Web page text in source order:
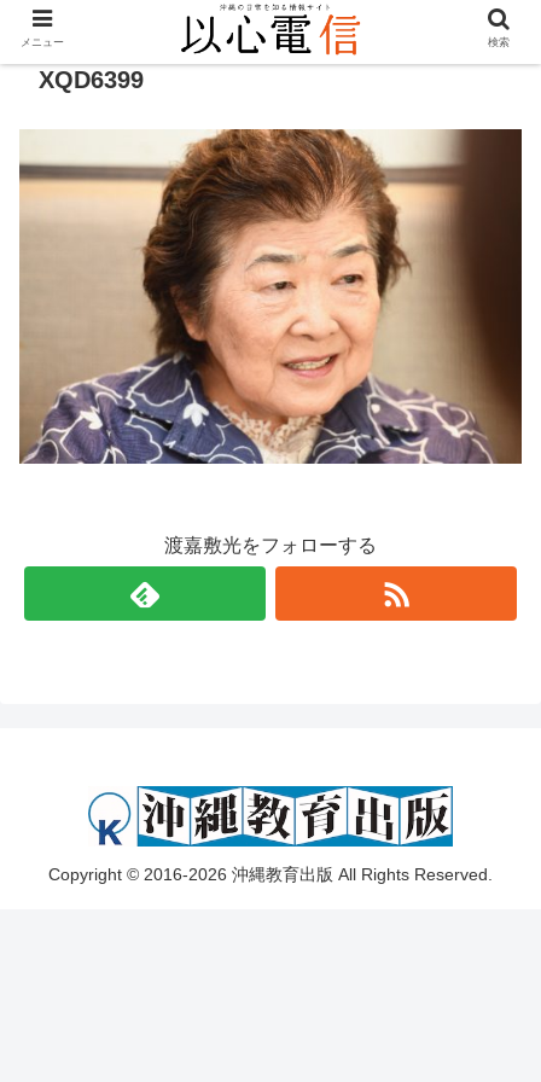
XQD6399
渡嘉敷光をフォローする
Copyright © 2016-2026 沖縄教育出版 All Rights Reserved.
メニュー 検索